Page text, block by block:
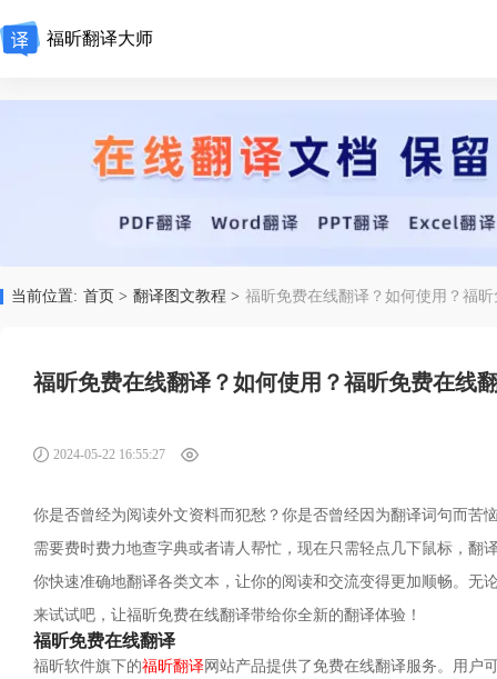
福昕翻译大师
当前位置: 首页 > 翻译图文教程 > 福昕免费在线翻译？如何使用？福
福昕免费在线翻译？如何使用？福昕免费在线
2024-05-22 16:55:27
你是否曾经为阅读外文资料而犯愁？你是否曾经因为翻译词句而
需要费时费力地查字典或者请人帮忙，现在只需轻点几下鼠标，
你快速准确地翻译各类文本，让你的阅读和交流变得更加顺畅。
来试试吧，让福昕免费在线翻译带给你全新的翻译体验！
福昕免费在线翻译
福昕软件旗下的福昕翻译网站产品提供了免费在线翻译服务。用户